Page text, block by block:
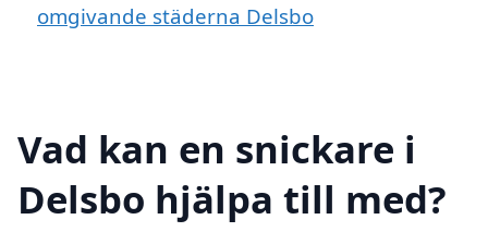
omgivande städerna Delsbo
Vad kan en snickare i
Delsbo hjälpa till med?